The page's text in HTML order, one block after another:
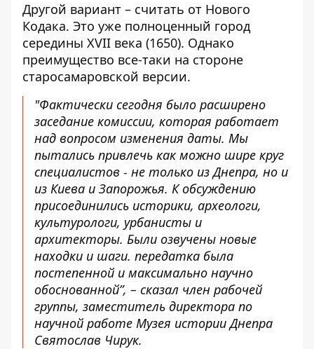
Другой вариант – считать от Нового
Кодака. Это уже полноценный город
середины XVII века (1650). Однако
преимущество все-таки на стороне
старосамаровской версии.
"Фактически сегодня было расширено
заседание комиссии, которая работает
над вопросом изменения даты. Мы
пытались привлечь как можно шире круг
специалистов - не только из Днепра, но и
из Киева и Запорожья. К обсуждению
присоединились историки, археологи,
культурологи, урбанисты и
архитекторы. Были озвучены новые
находки и шаги. передатка была
постепенной и максимально научно
обоснованной”, – сказал член рабочей
группы, заместитель директора по
научной работе Музея истории Днепра
Святослав Чирук.